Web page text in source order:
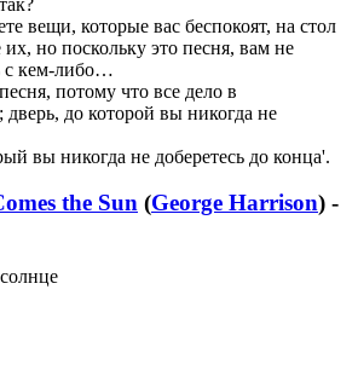
вещи, которые вас беспокоят, на стол
их, но поскольку это песня, вам не
с кем-либо…
потому что все дело в
до которой вы никогда не
вы никогда не доберетесь до конца'.
the Sun (George Harrison) -